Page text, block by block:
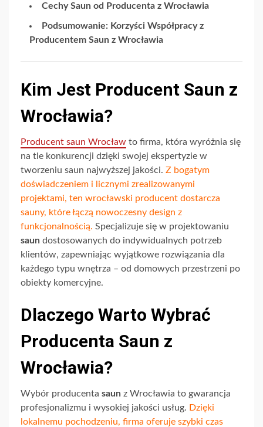
Cechy Saun od Producenta z Wrocławia
Podsumowanie: Korzyści Współpracy z
Producentem Saun z Wrocławia
Kim Jest Producent Saun z
Wrocławia?
Producent saun Wrocław to firma, która wyróżnia się
na tle konkurencji dzięki swojej ekspertyzie w
tworzeniu saun najwyższej jakości. Z bogatym
doświadczeniem i licznymi zrealizowanymi
projektami, ten wrocławski producent dostarcza
sauny, które łączą nowoczesny design z
funkcjonalnością. Specjalizuje się w projektowaniu
saun dostosowanych do indywidualnych potrzeb
klientów, zapewniając wyjątkowe rozwiązania dla
każdego typu wnętrza – od domowych przestrzeni po
obiekty komercyjne.
Dlaczego Warto Wybrać
Producenta Saun z
Wrocławia?
Wybór producenta saun z Wrocławia to gwarancja
profesjonalizmu i wysokiej jakości usług. Dzięki
lokalnemu pochodzeniu, firma oferuje szybki czas